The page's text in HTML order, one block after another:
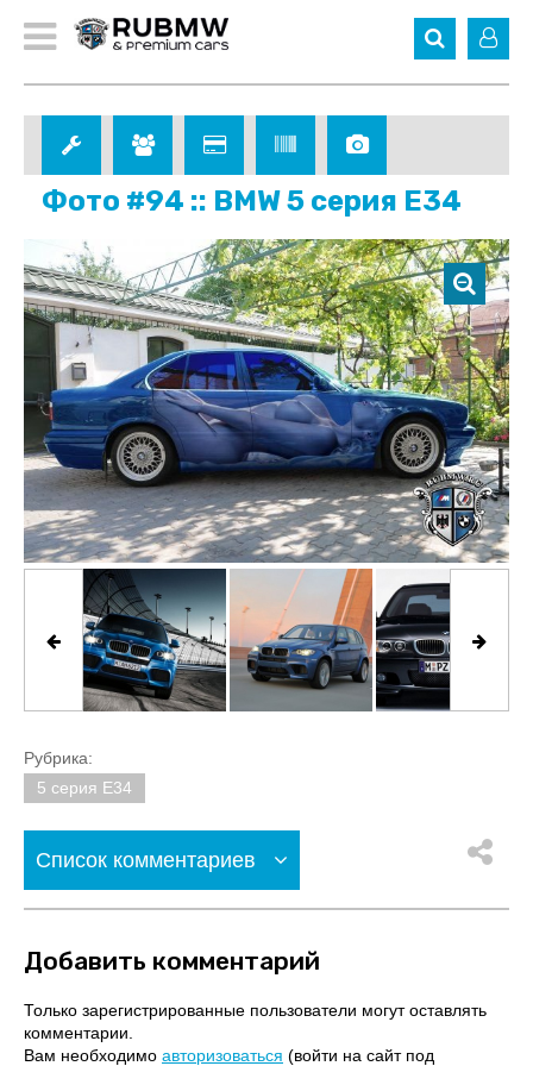
Фото #94 :: BMW 5 серия E34
Рубрика:
5 серия E34
Список комментариев
Добавить комментарий
Только зарегистрированные пользователи могут оставлять
комментарии.
Вам необходимо авторизоваться (войти на сайт под